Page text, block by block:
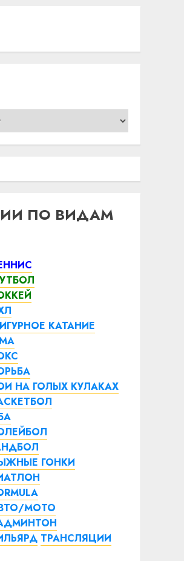
ПО ВИДАМ
КАТАНИЕ
НА ГОЛЫХ КУЛАКАХ
ГОНКИ
МОТО
ТРАНСЛЯЦИИ